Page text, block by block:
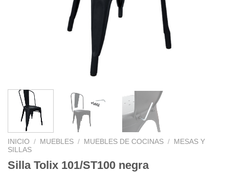
INICIO / MUEBLES / MUEBLES DE COCINAS /
MESAS Y
SILLAS
Silla Tolix 101/ST100 negra